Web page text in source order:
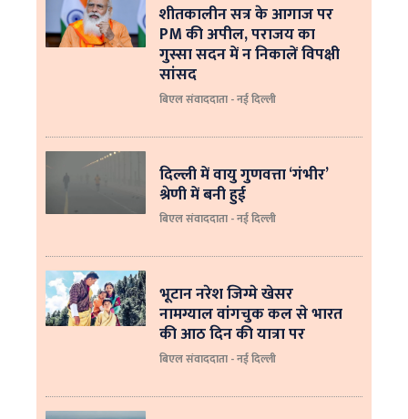
शीतकालीन सत्र के आगाज पर
PM की अपील, पराजय का
गुस्सा सदन में न निकालें विपक्षी
सांसद
बिएल संवाददाता - नई दिल्ली
दिल्ली में वायु गुणवत्ता ‘गंभीर’
श्रेणी में बनी हुई
बिएल संवाददाता - नई दिल्ली
भूटान नरेश जिग्मे खेसर
नामग्याल वांगचुक कल से भारत
की आठ दिन की यात्रा पर
बिएल संवाददाता - नई दिल्ली